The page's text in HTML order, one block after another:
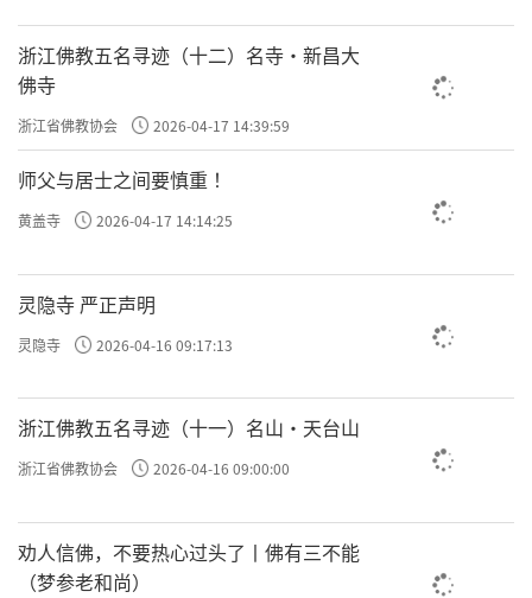
浙江佛教五名寻迹（十二）名寺·新昌大
佛寺
浙江省佛教协会 2026-04-17 14:39:59
师父与居士之间要慎重 ！
黄盖寺 2026-04-17 14:14:25
灵隐寺 严正声明
灵隐寺 2026-04-16 09:17:13
浙江佛教五名寻迹（十一）名山·天台山
浙江省佛教协会 2026-04-16 09:00:00
劝人信佛，不要热心过头了丨佛有三不能
（梦参老和尚）